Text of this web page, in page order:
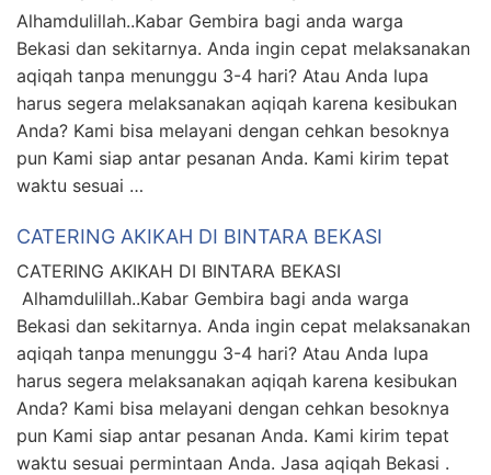
Alhamdulillah..Kabar Gembira bagi anda warga
Bekasi dan sekitarnya. Anda ingin cepat melaksanakan
aqiqah tanpa menunggu 3-4 hari? Atau Anda lupa
harus segera melaksanakan aqiqah karena kesibukan
Anda? Kami bisa melayani dengan cehkan besoknya
pun Kami siap antar pesanan Anda. Kami kirim tepat
waktu sesuai …
CATERING AKIKAH DI BINTARA BEKASI
CATERING AKIKAH DI BINTARA BEKASI
Alhamdulillah..Kabar Gembira bagi anda warga
Bekasi dan sekitarnya. Anda ingin cepat melaksanakan
aqiqah tanpa menunggu 3-4 hari? Atau Anda lupa
harus segera melaksanakan aqiqah karena kesibukan
Anda? Kami bisa melayani dengan cehkan besoknya
pun Kami siap antar pesanan Anda. Kami kirim tepat
waktu sesuai permintaan Anda. Jasa aqiqah Bekasi .